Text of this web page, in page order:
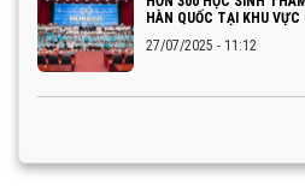
HÀN QUỐC TẠI KHU
27/07/2025 - 11:12